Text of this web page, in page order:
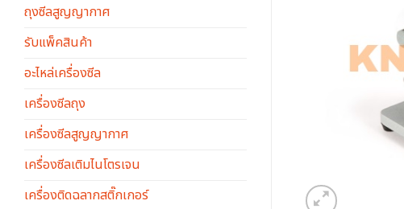
ถุงซีลสูญญากาศ
รับแพ็คสินค้า
อะไหล่เครื่องซีล
เครื่องซีลถุง
เครื่องซีลสูญญากาศ
เครื่องซีลเติมไนโตรเจน
เครื่องติดฉลากสติ๊กเกอร์